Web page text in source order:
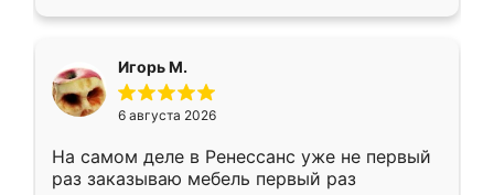
Игорь М.
6 августа 2026
На самом деле в Ренессанс уже не первый
раз заказываю мебель первый раз